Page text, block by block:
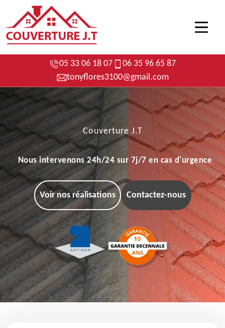
05 33 06 18 07
06 35 96 65 87
tonyflores3100@gmail.com
Couverture J.T
Nous intervenons 24h/24 sur 7j/7 en cas d'urgence
Voir nos réalisations Contactez-nous